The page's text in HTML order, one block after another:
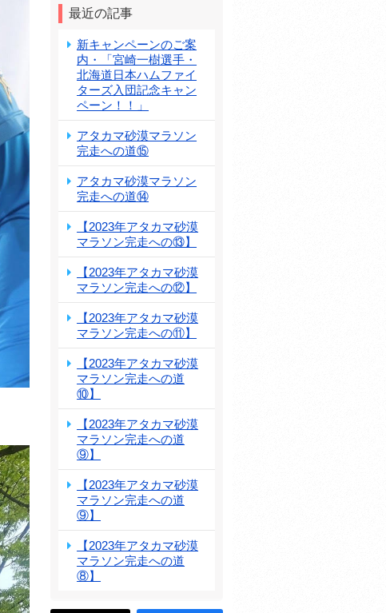
最近の記事
新キャンペーンのご案
内・「宮崎一樹選手・
北海道日本ハムファイ
ターズ入団記念キャン
ペーン！！」
アタカマ砂漠マラソン
完走への道⑮
アタカマ砂漠マラソン
完走への道⑭
【2023年アタカマ砂漠
マラソン完走への⑬】
【2023年アタカマ砂漠
マラソン完走への⑫】
【2023年アタカマ砂漠
マラソン完走への⑪】
【2023年アタカマ砂漠
マラソン完走への道
⑩】
【2023年アタカマ砂漠
マラソン完走への道
⑨】
【2023年アタカマ砂漠
マラソン完走への道
⑨】
【2023年アタカマ砂漠
マラソン完走への道
⑧】